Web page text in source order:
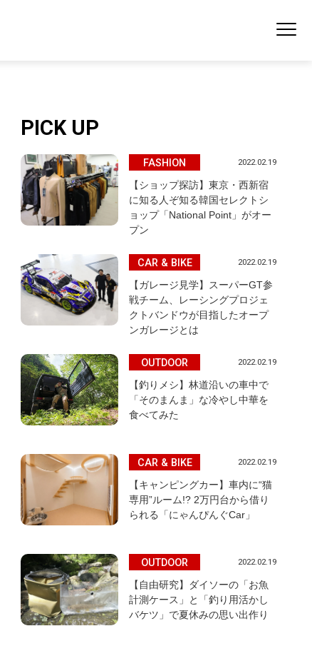
PICK UP
FASHION 2022.02.19
【ショップ探訪】東京・西新宿
に知る人ぞ知る韓国セレクトシ
ョップ「National Point」がオー
プン
CAR & BIKE 2022.02.19
【ガレージ見学】スーパーGT参
戦チーム、レーシングプロジェ
クトバンドウが目指したオープ
ンガレージとは
OUTDOOR 2022.02.19
【釣りメシ】林道沿いの車中で
「そのまんま」な冷やし中華を
食べてみた
CAR & BIKE 2022.02.19
【キャンピングカー】車内に“猫
専用”ルーム!? 2万円台から借り
られる「にゃんぴんぐCar」
OUTDOOR 2022.02.19
【自由研究】ダイソーの「お魚
計測ケース」と「釣り用活かし
バケツ」で夏休みの思い出作り